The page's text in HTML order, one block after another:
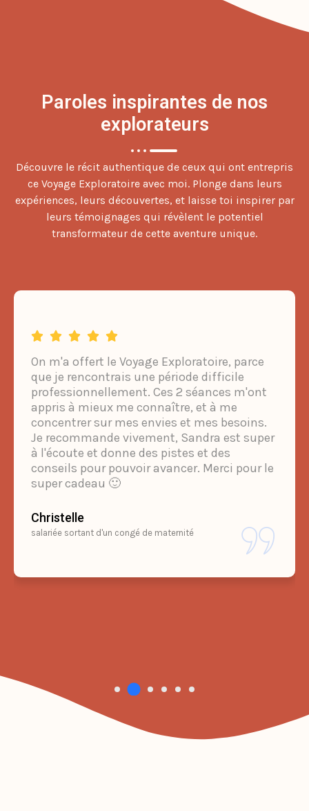
explorateurs
Découvre le récit authentique de ceux qui ont entrepris
ce Voyage Exploratoire avec moi. Plonge dans leurs
expériences, leurs découvertes, et laisse toi inspirer par
leurs témoignages qui révèlent le potentiel
transformateur de cette aventure unique.
On m'a offert le Voyage Exploratoire, parce
que je rencontrais une période difficile
professionnellement. Ces 2 séances m'ont
appris à mieux me connaître, et à me
concentrer sur mes envies et mes besoins.
Je recommande vivement, Sandra est super
à l'écoute et donne des pistes et des
conseils pour pouvoir avancer. Merci pour le
super cadeau 🙂
salariée sortant d'un congé de maternité